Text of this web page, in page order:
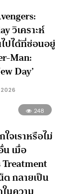
วิเคราะห์
ปได้ที่ซ่อนอยู่
Man:
Day’
248
จเราหรือไม่
เมื่อ
Treatment
ต กลายเป็น